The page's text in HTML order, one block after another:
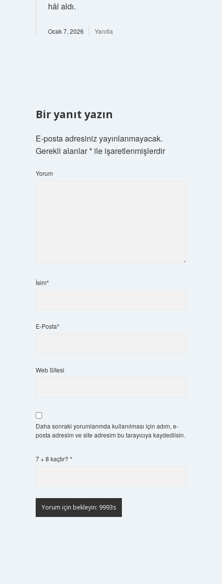
hâl aldı.
Ocak 7, 2026 Yanıtla
Bir yanıt yazın
E-posta adresiniz yayınlanmayacak.
Gerekli alanlar*ile işaretlenmişlerdir
Yorum
İsim*
E-Posta*
Web Sitesi
Daha sonraki yorumlarımda kullanılması için adım, e-
posta adresim ve site adresim bu tarayıcıya kaydedilsin.
7 + 8 kaçtır? *